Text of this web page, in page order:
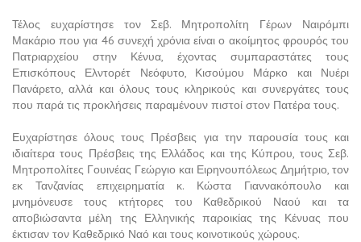
Τέλος ευχαρίστησε τον Σεβ. Μητροπολίτη Γέρων Ναιρόμπι
Μακάριο που για 46 συνεχή χρόνια είναι ο ακοίμητος φρουρός του
Πατριαρχείου στην Κένυα, έχοντας συμπαραστάτες τους
Επισκόπους Ελντορέτ Νεόφυτο, Κισούμου Μάρκο και Νυέρι
Πανάρετο, αλλά και όλους τους κληρικούς και συνεργάτες τους
που παρά τις προκλήσεις παραμένουν πιστοί στον Πατέρα τους.
Ευχαρίστησε όλους τους Πρέσβεις για την παρουσία τους και
ιδιαίτερα τους Πρέσβεις της Ελλάδος και της Κύπρου, τους Σεβ.
Μητροπολίτες Γουινέας Γεώργιο και Ειρηνουπόλεως Δημήτριο, τον
εκ Τανζανίας επιχειρηματία κ. Κώστα Γιαννακόπουλο και
μνημόνευσε τους κτήτορες του Καθεδρικού Ναού και τα
αποβιώσαντα μέλη της Ελληνικής παροικίας της Κένυας που
έκτισαν τον Καθεδρικό Ναό και τους κοινοτικούς χώρους.